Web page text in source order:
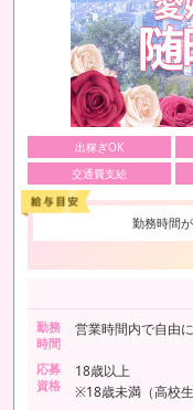
出稼ぎOK
交通費支給
勤務時間が
勤務
時間
営業時間内で自由
応募
資格
18歳以上
※18歳未満（高校